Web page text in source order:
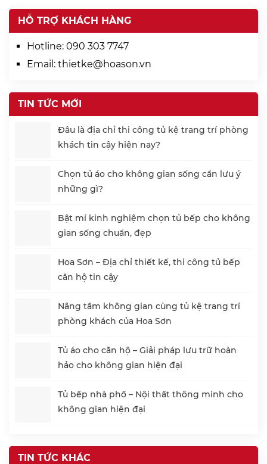
HỖ TRỢ KHÁCH HÀNG
Hotline: 090 303 7747
Email: thietke@hoason.vn
TIN TỨC MỚI
Đâu là địa chỉ thi công tủ kệ trang trí phòng
khách tin cậy hiện nay?
Chọn tủ áo cho không gian sống cần lưu ý
những gì?
Bật mí kinh nghiệm chọn tủ bếp cho không
gian sống chuẩn, đẹp
Hoa Sơn – Địa chỉ thiết kế, thi công tủ bếp
căn hộ tin cậy
Nâng tầm không gian cùng tủ kệ trang trí
phòng khách của Hoa Sơn
Tủ áo cho căn hộ – Giải pháp lưu trữ hoàn
hảo cho không gian hiện đại
Tủ bếp nhà phố – Nội thất thông minh cho
không gian hiện đại
TIN TỨC KHÁC